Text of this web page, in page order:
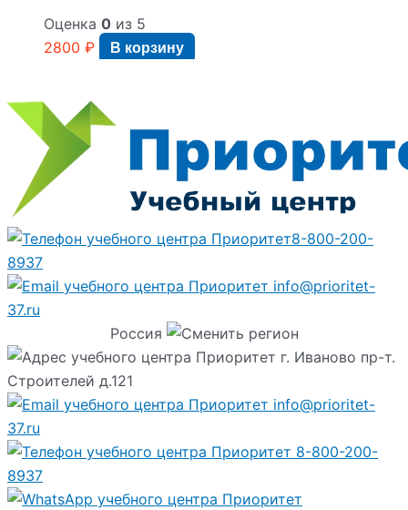
Оценка 0 из 5
2800 ₽ В корзину
8-800-200-
8937
info@prioritet-
37.ru
Россия
г. Иваново пр-т.
Строителей д.121
info@prioritet-
37.ru
8-800-200-
8937